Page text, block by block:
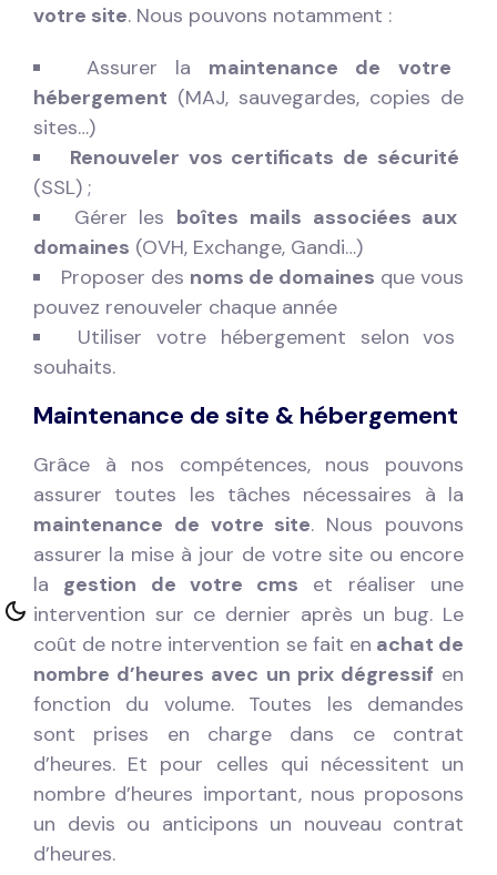
votre site. Nous pouvons notamment :
Assurer la maintenance de votre
hébergement (MAJ, sauvegardes, copies de
sites…)
Renouveler vos certificats de sécurité
(SSL) ;
Gérer les boîtes mails associées aux
domaines (OVH, Exchange, Gandi…)
Proposer des noms de domaines que vous
pouvez renouveler chaque année
Utiliser votre hébergement selon vos
souhaits.
Maintenance de site & hébergement
Grâce à nos compétences, nous pouvons
assurer toutes les tâches nécessaires à la
maintenance de votre site. Nous pouvons
assurer la mise à jour de votre site ou encore
la gestion de votre cms et réaliser une
intervention sur ce dernier après un bug. Le
coût de notre intervention se fait en achat de
nombre d’heures avec un prix dégressif en
fonction du volume. Toutes les demandes
sont prises en charge dans ce contrat
d’heures. Et pour celles qui nécessitent un
nombre d’heures important, nous proposons
un devis ou anticipons un nouveau contrat
d’heures.